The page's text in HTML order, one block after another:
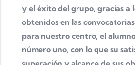
y el éxito del grupo, gracias a
obtenidos en las
para nuestro centro, el
número uno, con lo que su
superación y alcance de sus